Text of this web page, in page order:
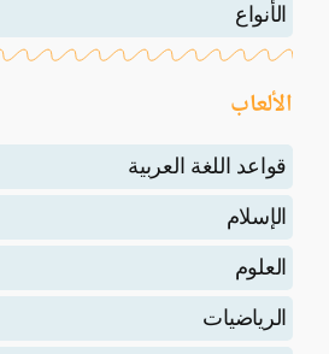
الأنواع
الألعاب
قواعد اللغة العربية
الإسلام
العلوم
الرياضيات